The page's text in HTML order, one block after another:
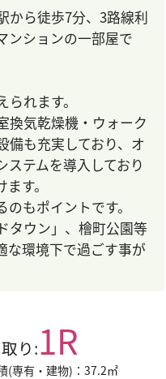
から徒歩7分、3路線利
ンションの一部屋で
れます。
換気乾燥機・ウォーク
備も充実しており、オ
ステムを導入しており
す。
もポイントです。
タウン」、檜町公園等
な環境下で過ごす事が
り:1R
(専有・建物)：37.2㎡